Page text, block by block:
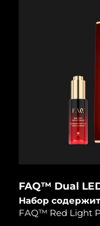
FAQ™ Dual
Набор
FAQ™ Red Light
Сингапур